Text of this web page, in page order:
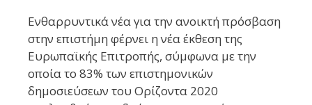
Ενθαρρυντικά νέα για την ανοικτή πρόσβαση
στην επιστήμη φέρνει η νέα έκθεση της
Ευρωπαϊκής Επιτροπής, σύμφωνα με την
οποία το 83% των επιστημονικών
δημοσιεύσεων του Ορίζοντα 2020